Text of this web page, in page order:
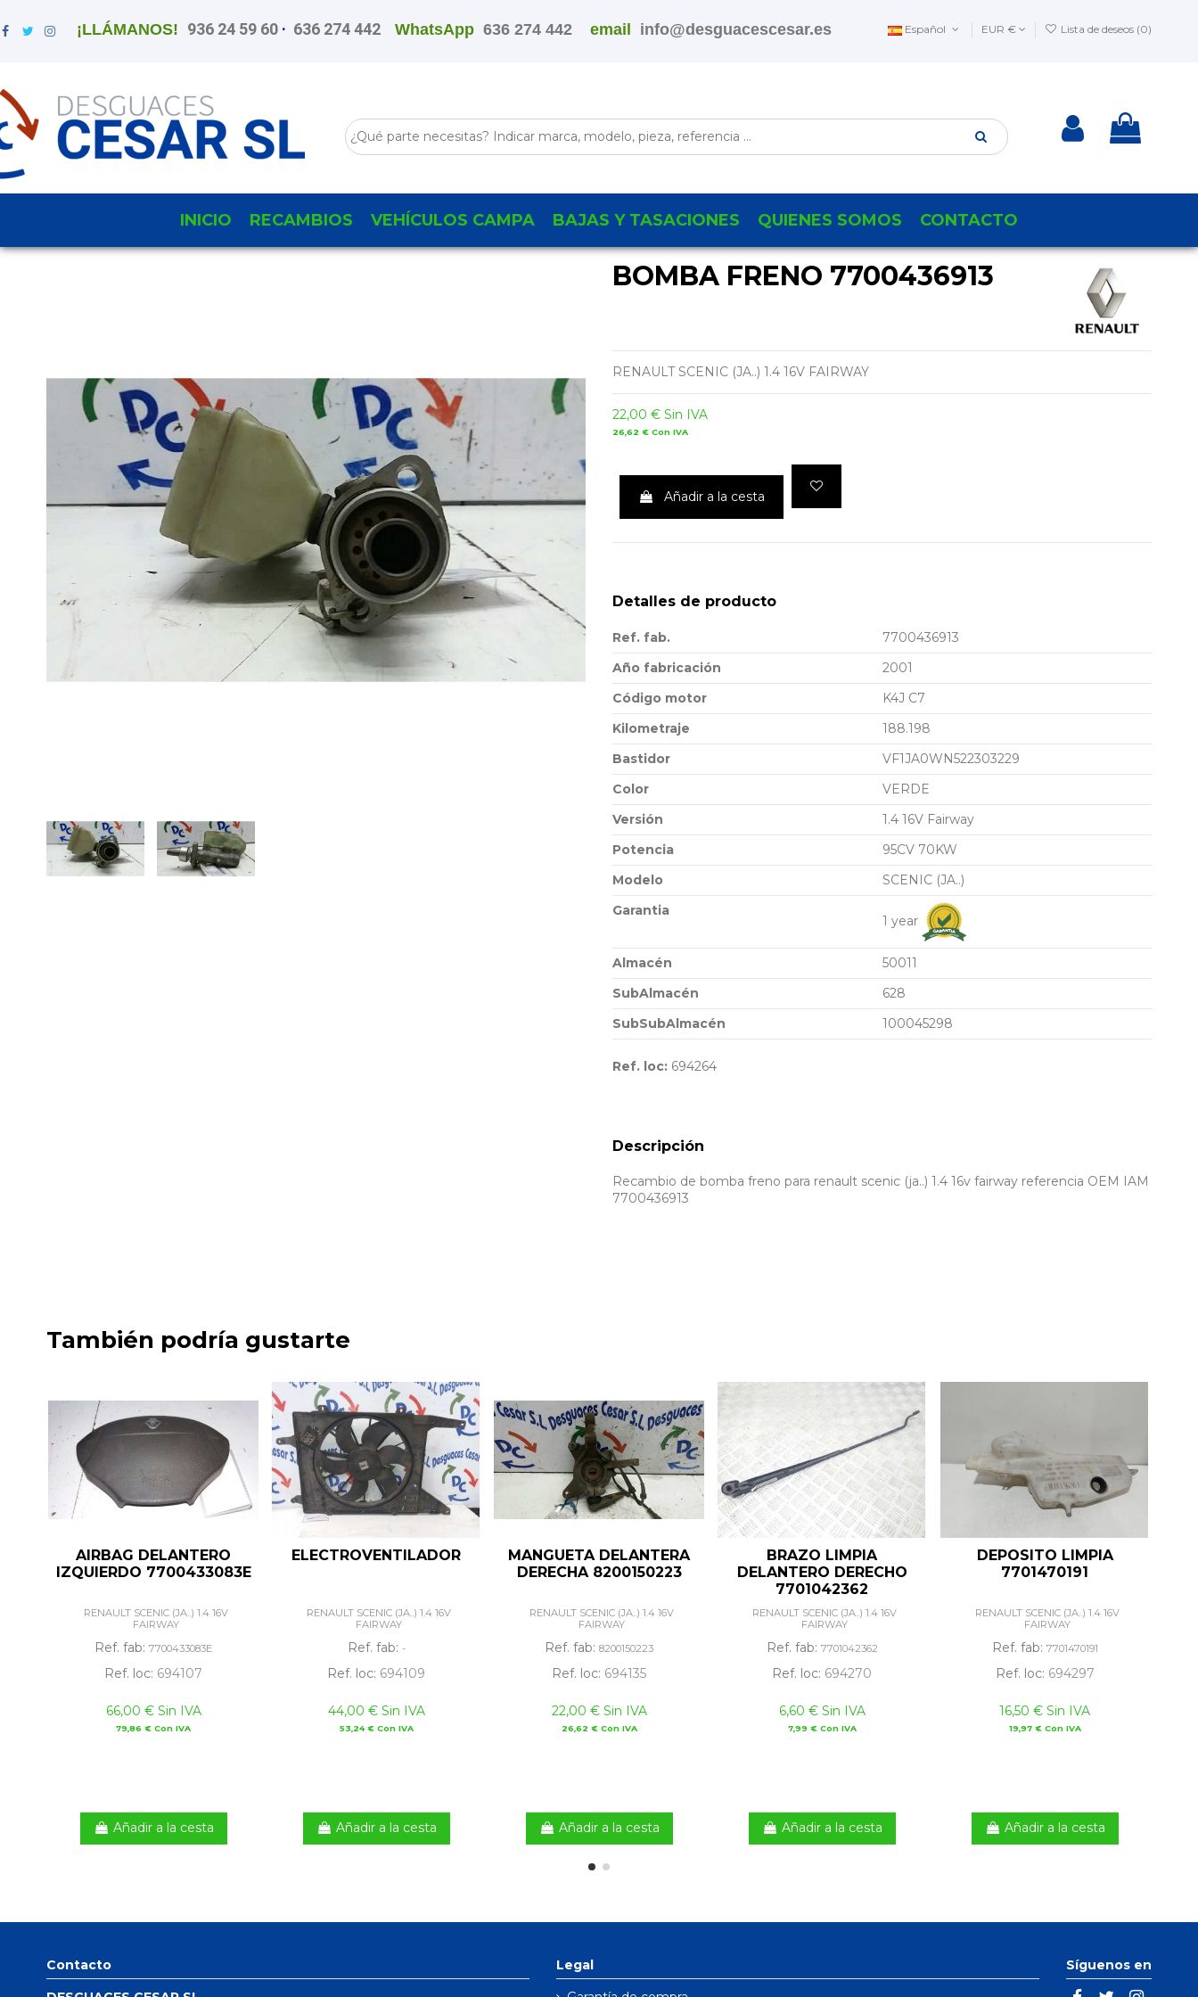
¡LLÁMANOS! 936 24 59 60 · 636 274 442 WhatsApp636 274 442 email info@desguacescesar.es Español EUR € Lista de deseos (0)
INICIO RECAMBIOS VEHÍCULOS CAMPA BAJAS Y TASACIONES QUIENES SOMOS CONTACTO
BOMBA FRENO 7700436913
RENAULT SCENIC (JA..) 1.4 16V FAIRWAY
22,00 € Sin IVA
26,62 € Con IVA
Añadir a la cesta
Detalles de producto
Ref. fab.
7700436913
Año fabricación
2001
Código motor
K4J C7
Kilometraje
188.198
Bastidor
VF1JA0WN522303229
Color
VERDE
Versión
1.4 16V Fairway
Potencia
95CV 70KW
Modelo
SCENIC (JA..)
Garantia
1 year
Almacén
50011
SubAlmacén
628
SubSubAlmacén
100045298
Ref. loc: 694264
Descripción
Recambio de bomba freno para renault scenic (ja..) 1.4 16v fairway referencia OEM IAM
7700436913
También podría gustarte
AIRBAG DELANTERO
IZQUIERDO 7700433083E
RENAULT SCENIC (JA..) 1.4 16V
FAIRWAY
Ref. fab: 7700433083E
Ref. loc: 694107
66,00 € Sin IVA
79,86 € Con IVA
Añadir a la cesta
ELECTROVENTILADOR
RENAULT SCENIC (JA..) 1.4 16V
FAIRWAY
Ref. fab: -
Ref. loc: 694109
44,00 € Sin IVA
53,24 € Con IVA
Añadir a la cesta
MANGUETA DELANTERA
DERECHA 8200150223
RENAULT SCENIC (JA..) 1.4 16V
FAIRWAY
Ref. fab: 8200150223
Ref. loc: 694135
22,00 € Sin IVA
26,62 € Con IVA
Añadir a la cesta
BRAZO LIMPIA
DELANTERO DERECHO
7701042362
RENAULT SCENIC (JA..) 1.4 16V
FAIRWAY
Ref. fab: 7701042362
Ref. loc: 694270
6,60 € Sin IVA
7,99 € Con IVA
Añadir a la cesta
DEPOSITO LIMPIA
7701470191
RENAULT SCENIC (JA..) 1.4 16V
FAIRWAY
Ref. fab: 7701470191
Ref. loc: 694297
16,50 € Sin IVA
19,97 € Con IVA
Añadir a la cesta
Contacto Legal Síguenos en